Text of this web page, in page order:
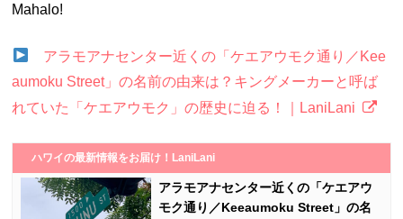
Mahalo!
アラモアナセンター近くの「ケエアウモク通り／Kee
aumoku Street」の名前の由来は？キングメーカーと呼ば
れていた「ケエアウモク」の歴史に迫る！｜LaniLani
ハワイの最新情報をお届け！LaniLani
アラモアナセンター近くの「ケエアウ
モク通り／Keeaumoku Street」の名